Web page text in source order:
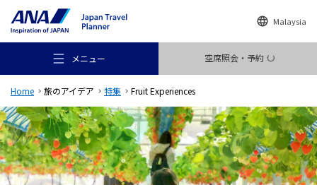
Malaysia
メニュー 空席照会・予約
おすすめの旅
Home 旅のアイデア 特集 Fruit Experiences